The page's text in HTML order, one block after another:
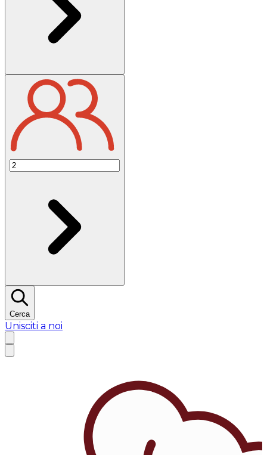
Cerca
Unisciti a noi